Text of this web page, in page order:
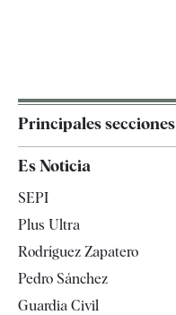
Principales secciones
España
Televisión
Es Noticia
SEPI
Plus Ultra
Rodríguez Zapatero
Pedro Sánchez
Guardia Civil